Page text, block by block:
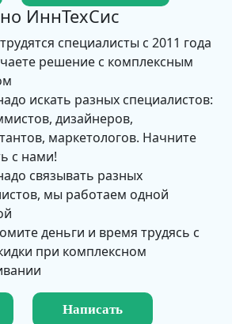
ИннТехСис
специалисты с 2011 года
решение с комплексным
искать разных специалистов:
дизайнеров,
маркетологов. Начните
с нами!
связывать разных
мы работаем одной
деньги и время трудясь с
при комплексном
Написать